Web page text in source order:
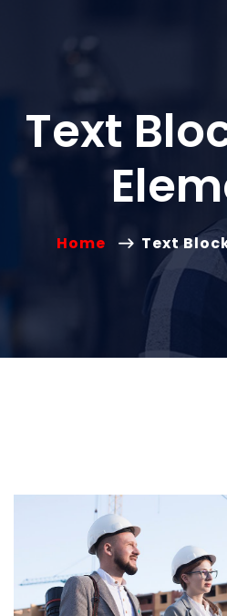
Text
Home Text